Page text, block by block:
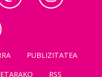
PUBLIZITATEA
RSS